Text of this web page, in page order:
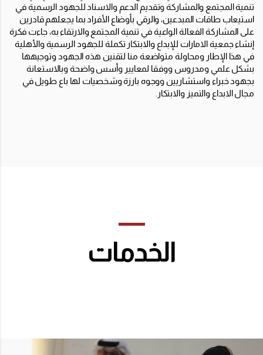
تنمية المجتمع والمشاركة وتقديم الدعم والاسناد للجهود الرسمية في
استيعاب طاقات المبدعين، والرقي بأوضاع الأفراد بما يجعلهم قادرين
على المشاركة الفعالة الواعية في تنمية المجتمع والارتقاء به، جاءت فكرة
إنشاء جمعية الامارات للإبداع والابتكار تكملة للجهود الرسمية والأهلية
في هذا الإطار ومحاولة متواضعة منا لتقنين هذه الجهود وتوجيهها
بشكل علمي ومدروس ووفقا لمعايير وأسس واضحة وبالاستعانة
بجهود خبراء واستشاريين ووجوه بارزة وشخصيات لها باع طويل في
مجال الابداع والتميز والابتكار.
الخدمات